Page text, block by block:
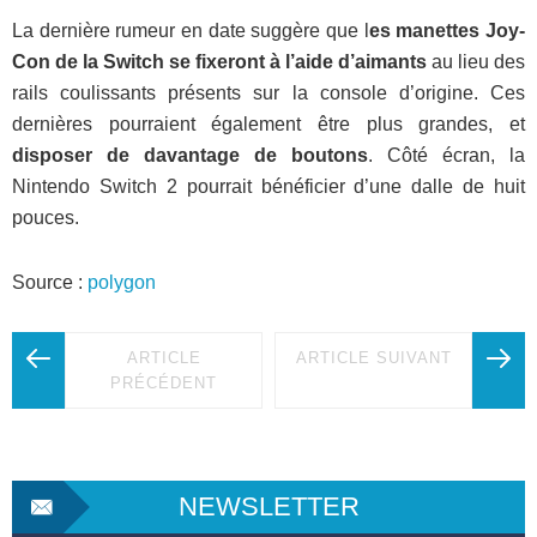
La dernière rumeur en date suggère que l es manettes Joy-
Con de la Switch se fixeront à l’aide d’aimants au lieu des
rails coulissants présents sur la console d’origine. Ces
dernières pourraient également être plus grandes, et
disposer de davantage de boutons. Côté écran, la
Nintendo Switch 2 pourrait bénéficier d’une dalle de huit
pouces.
Source : polygon
ARTICLE
PRÉCÉDENT
ARTICLE SUIVANT
NEWSLETTER